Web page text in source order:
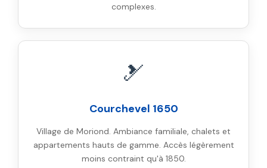
complexes.
🎿
Courchevel 1650
Village de Moriond. Ambiance familiale, chalets et
appartements hauts de gamme. Accès légèrement
moins contraint qu'à 1850.